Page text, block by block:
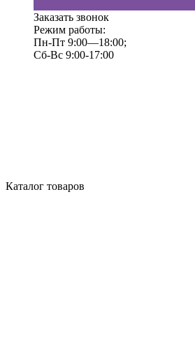
Заказать звонок
Режим работы:
Пн-Пт 9:00—18:00;
Сб-Вс 9:00-17:00
Каталог товаров